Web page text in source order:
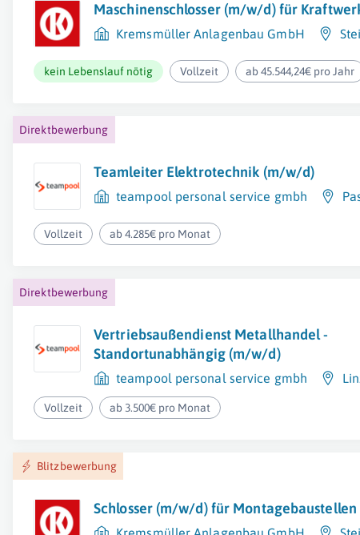
Maschinenschlosser (m/w/d) für
Kremsmüller Anlagenbau GmbH
kein Lebenslauf nötig Vollzeit ab 45.544,24€ pro Jahr
Direktbewerbung
Teamleiter Elektrotechnik (m/w/d)
teampool personal service gmbh
Vollzeit ab 4.285€ pro Monat
Direktbewerbung
Vertriebsaußendienst Metallhandel -
Standortunabhängig (m/w/d)
teampool personal service gmbh
Vollzeit ab 3.500€ pro Monat
Blitzbewerbung
Schlosser (m/w/d) für Montagebaustellen